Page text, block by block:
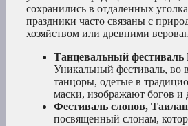
сохранились в отдаленных
праздники часто связаны с
хозяйством или древними
Танцевальный фестиваль
Уникальный фестиваль, во
танцоры, одетые в
маски, изображают богов и
Фестиваль слонов,
посвященный слонам,